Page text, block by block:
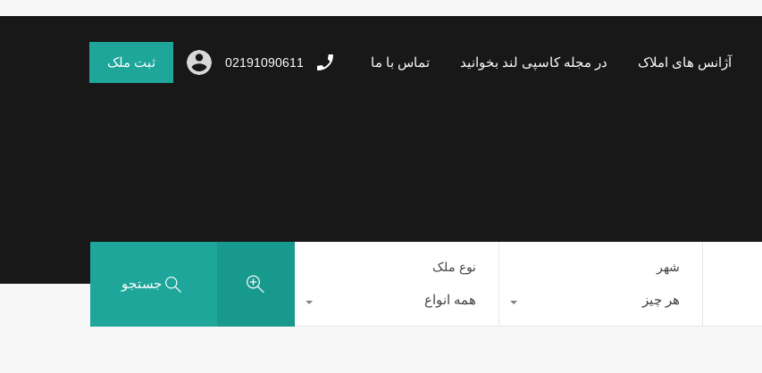
آژانس های املاک در مجله کاسپی لند بخوانید تماس با ما 02191090611 ثبت ملک
شهر
هر چیز
نوع ملک
همه انواع
جستجو